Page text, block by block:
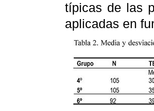
típicas de las
aplicadas en